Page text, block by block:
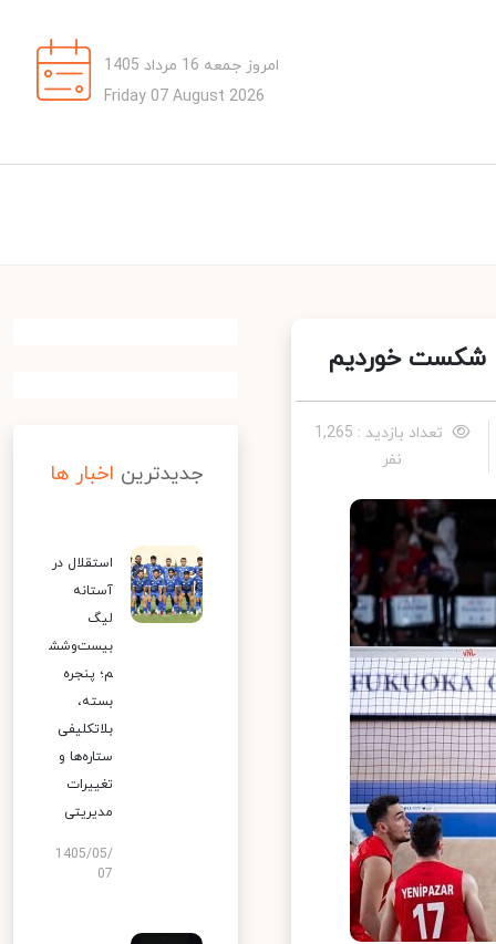
امروز جمعه 16 مرداد 1405
Friday 07 August 2026
شکست خوردیم
تعداد بازدید : 1,265
نفر
جدیدترین اخبار ها
استقلال در
آستانه
لیگ
بیست‌وشش
م؛ پنجره
بسته،
بلاتکلیفی
ستاره‌ها و
تغییرات
مدیریتی
1405/05/
07